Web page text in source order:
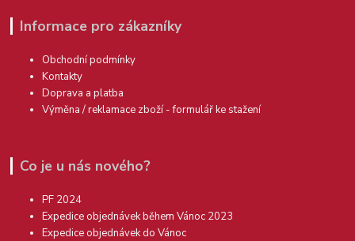
Informace pro zákazníky
Obchodní podmínky
Kontakty
Doprava a platba
Výměna / reklamace zboží - formulář ke stažení
Co je u nás nového?
PF 2024
Expedice objednávek během Vánoc 2023
Expedice objednávek do Vánoc